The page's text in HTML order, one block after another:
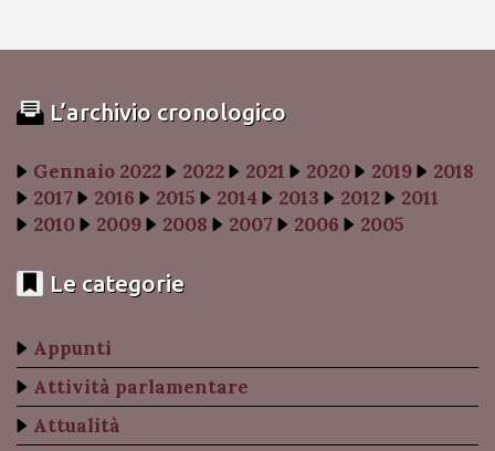
L’archivio cronologico
Gennaio 2022 2022 2021 2020 2019
2018
2017
2016 2015 2014 2013 2012
2011
2010
2009 2008 2007 2006 2005
Le categorie
Appunti
Attività parlamentare
Attualità